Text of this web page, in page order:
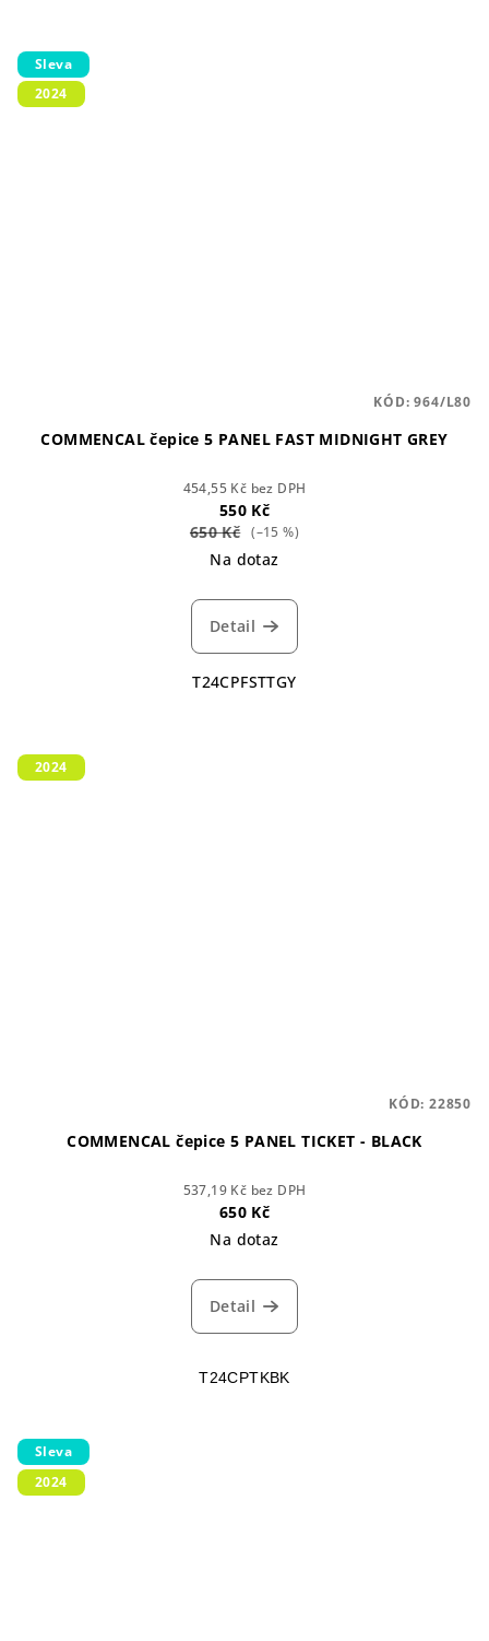
Sleva
2024
COMMENCAL čepice 5 PANEL FAST MIDNIGHT GREY
454,55 Kč bez DPH
550 Kč
650 Kč (–15 %)
Na dotaz
Detail
T24CPFSTTGY
KÓD:964/L80
2024
COMMENCAL čepice 5 PANEL TICKET - BLACK
537,19 Kč bez DPH
650 Kč
Na dotaz
Detail
T24CPTKBK
KÓD: 22850
Sleva
2024